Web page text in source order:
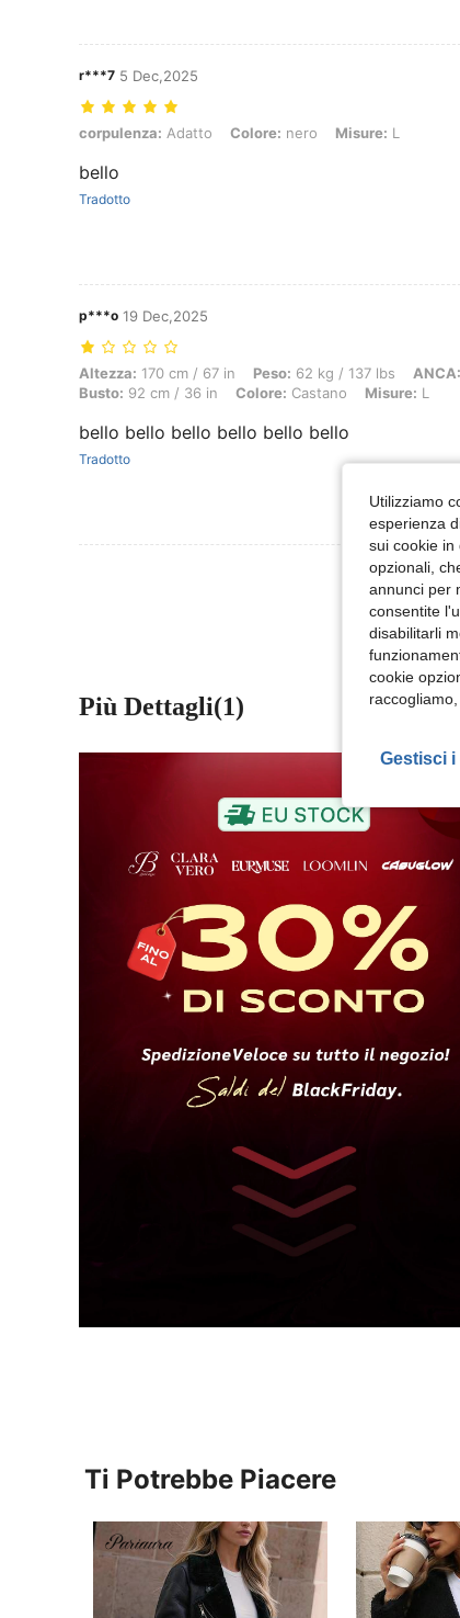
r***7 5 Dec,2025
corpulenza: Adatto, Colore: nero, Misure: L
corpulenza: Adatto Colore: nero Misure: L
bello
Tradotto
p***o 19 Dec,2025
Altezza: 170 cm / 67 in, Peso: 62 kg / 137 lbs, ANCA: 106 cm /
Altezza: 170 cm / 67 in Peso: 62 kg / 137 lbs ANCA:
Busto: 92 cm / 36 in Colore: Castano Misure: L
bello bello bello bello bello bello
Tradotto
Visualizza
Più Dettagli(1)
Ti Potrebbe Piacere
Utilizziamo
esperienza
sui cookie in
opzionali,
annunci per
consentite
disabilitarli
cookie
raccogliamo,
Gestisci